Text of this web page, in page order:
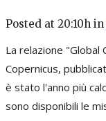
Posted at 20:10h in
La relazione "Global
Copernicus,
è stato l'anno più
sono disponibili le